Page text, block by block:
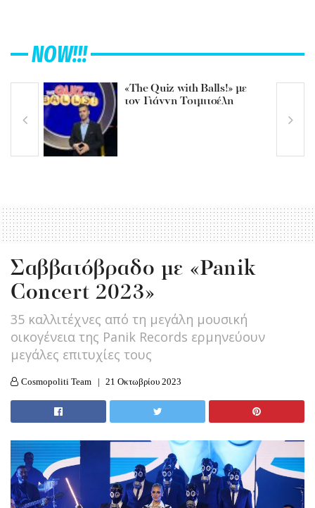
NOW!!!
«The Quiz with Balls!» με
τον Γιάννη Τσιμιτσέλη
Σαββατόβραδο με «Panik
Concert 2023»
35 καλλιτέχνες από τη μεγάλη μουσική
οικογένεια της Panik Records ερμηνεύουν
μεγάλες επιτυχίες τους
Cosmopoliti Team 21 Οκτωβρίου 2023